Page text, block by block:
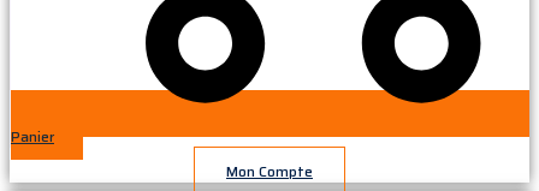
Panier
Mon Compte